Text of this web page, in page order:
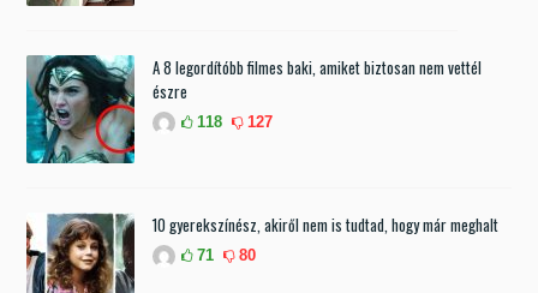
A 8 legordítóbb filmes baki, amiket biztosan nem vettél
észre
118 127
10 gyerekszínész, akiről nem is tudtad, hogy már meghalt
71 80